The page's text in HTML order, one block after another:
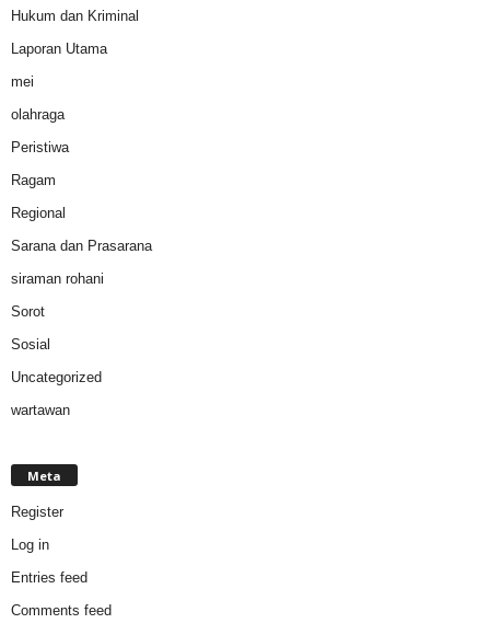
Hukum dan Kriminal
Laporan Utama
mei
olahraga
Peristiwa
Ragam
Regional
Sarana dan Prasarana
siraman rohani
Sorot
Sosial
Uncategorized
wartawan
Meta
Register
Log in
Entries feed
Comments feed